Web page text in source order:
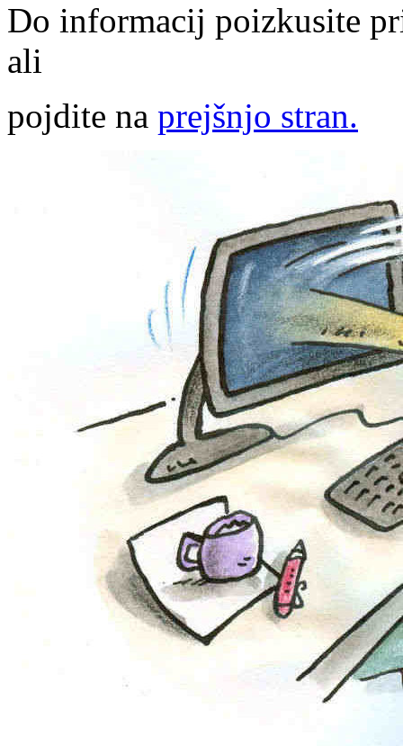
Do informacij poizkusite
ali
pojdite na prejšnjo stran.